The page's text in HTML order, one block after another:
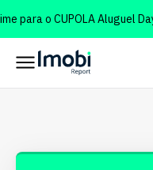
para o CUPOLA Aluguel Day